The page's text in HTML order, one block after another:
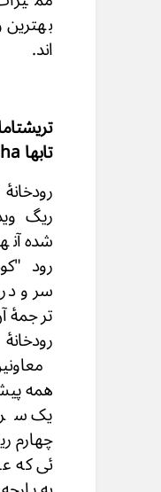
اند.
تابها Anitabha:
ریگ
شده
رود
سر و
همه
یک
چهارم
ئی که